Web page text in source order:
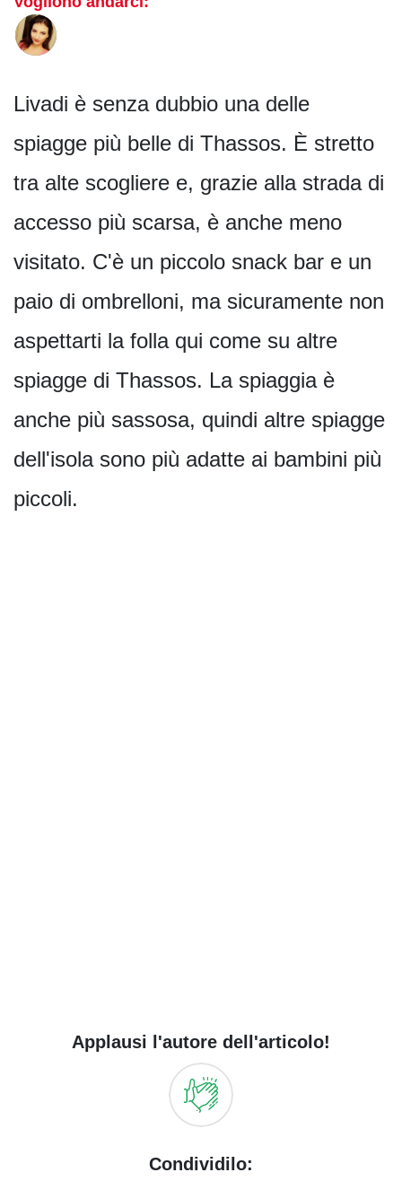
Livadi è senza dubbio una delle
spiagge più belle di Thassos. È stretto
tra alte scogliere e, grazie alla strada di
accesso più scarsa, è anche meno
visitato. C'è un piccolo snack bar e un
paio di ombrelloni, ma sicuramente non
aspettarti la folla qui come su altre
spiagge di Thassos. La spiaggia è
anche più sassosa, quindi altre spiagge
dell'isola sono più adatte ai bambini più
piccoli.
Applausi l'autore dell'articolo!
Condividilo: